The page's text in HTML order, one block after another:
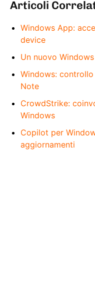
Articoli
Windows App:
device
Un nuovo
Windows:
Note
CrowdStrike:
Windows
Copilot per
aggiornamenti